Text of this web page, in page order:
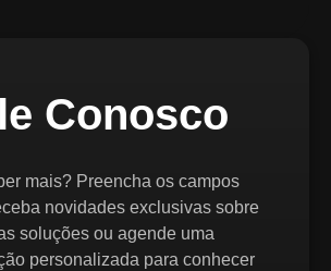
Conosco
mais? Preencha os campos
novidades exclusivas sobre
soluções ou agende uma
personalizada para conhecer